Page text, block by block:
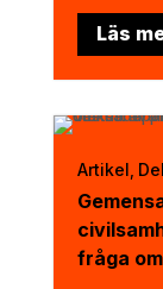
Läs
Artikel,
fråga